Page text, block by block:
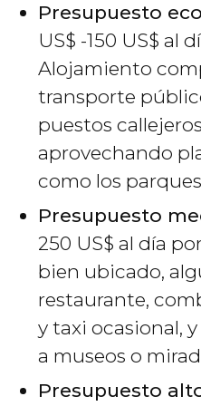
Presupuesto
US$ -150 US$ al
Alojamiento
transporte
puestos
aprovechando
como los
Presupuesto
250 US$ al día
bien ubicado,
restaurante,
y taxi ocasional,
a museos o
Presupuesto